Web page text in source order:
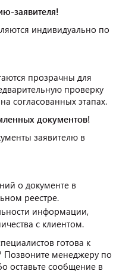
заявителя!
индивидуально по
прозрачны для
проверку
согласованных этапах.
документов!
заявителю в
о документе в
реестре.
информации,
с клиентом.
готова к
Позвоните менеджеру по
оставьте сообщение в